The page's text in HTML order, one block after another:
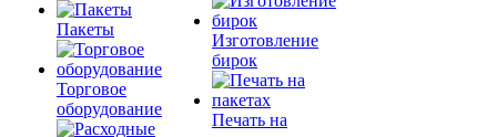
Пакеты
Торговое
оборудование
Изготовление
бирок
Печать на